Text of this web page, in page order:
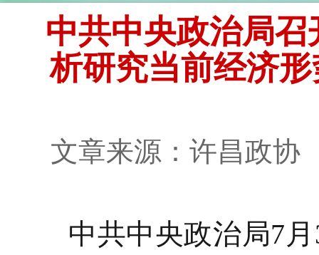
中共中央政治局
析研究当前经济
文章来源：许昌政
中共中央政治局7